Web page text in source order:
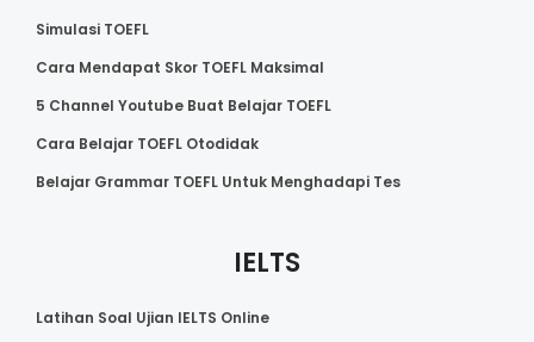
Simulasi TOEFL
Cara Mendapat Skor TOEFL Maksimal
5 Channel Youtube Buat Belajar TOEFL
Cara Belajar TOEFL Otodidak
Belajar Grammar TOEFL Untuk Menghadapi Tes
IELTS
Latihan Soal Ujian IELTS Online